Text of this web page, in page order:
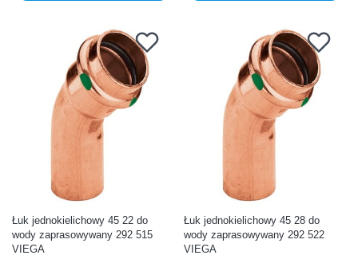
Łuk jednokielichowy 45 22 do
wody zaprasowywany 292 515
VIEGA
Łuk jednokielichowy 45 28 do
wody zaprasowywany 292 522
VIEGA